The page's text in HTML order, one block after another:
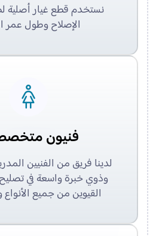
نستخدم قطع غيار أصلية
الإصلاح وطول عمر
فنيون
لدينا فريق من الفنيين
وذوي خبرة واسعة في
القيوين من جميع الأنواع